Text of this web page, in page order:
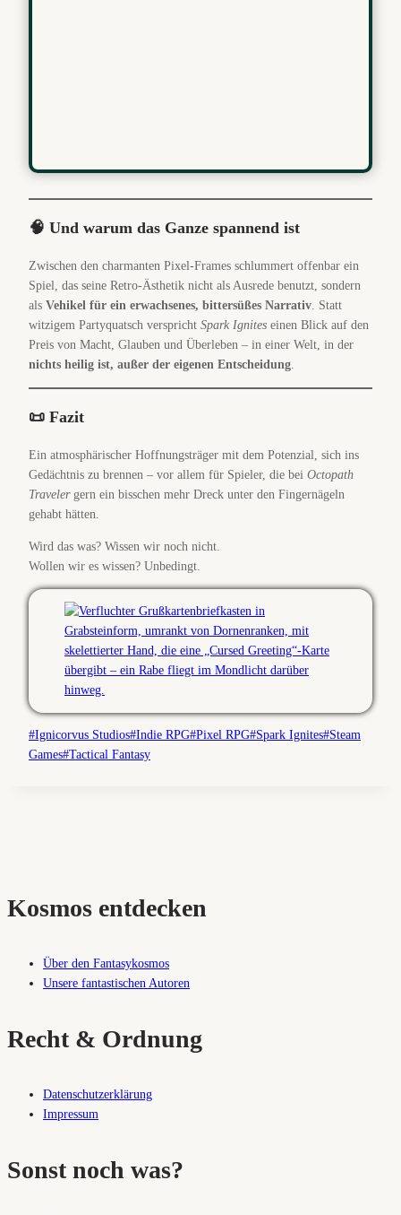
🧠 Und warum das Ganze spannend ist
Zwischen den charmanten Pixel-Frames schlummert offenbar ein
Spiel, das seine Retro-Ästhetik nicht als Ausrede benutzt, sondern
als Vehikel für ein erwachsenes, bittersüßes Narrativ . Statt
witzigem Partyquatsch verspricht Spark Ignites einen Blick auf den
Preis von Macht, Glauben und Überleben – in einer Welt, in der
nichts heilig ist, außer der eigenen Entscheidung
📜 Fazit
Ein atmosphärischer Hoffnungsträger mit dem Potenzial, sich ins
Gedächtnis zu brennen – vor allem für Spieler, die bei Octopath
Travelergern ein bisschen mehr Dreck unter den Fingernägeln
gehabt hätten.
Wird das was? Wissen wir noch nicht.
Wollen wir es wissen? Unbedingt.
Schlagworte:
#Ignicorvus Studios#Indie RPG#Pixel RPG#Spark Ignites#Steam
Games#Tactical Fantasy
Kosmos entdecken
Über den Fantasykosmos
Unsere fantastischen Autoren
Recht & Ordnung
Datenschutzerklärung
Impressum
Sonst noch was?